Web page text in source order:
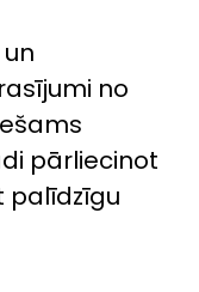
no
pārliecinot
palīdzīgu